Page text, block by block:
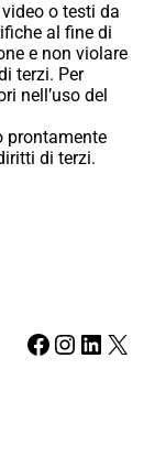
o testi da
al fine di
e non violare
terzi. Per
nell’uso del
prontamente
di terzi.
Facebook Instagram LinkedIn X